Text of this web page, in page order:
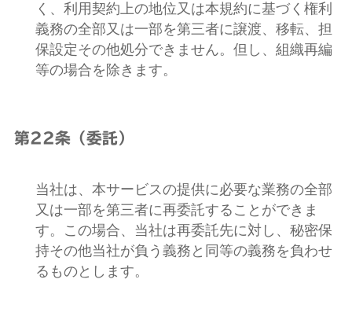
く、利用契約上の地位又は本規約に基づく権利
義務の全部又は一部を第三者に譲渡、移転、担
保設定その他処分できません。但し、組織再編
等の場合を除きます。
第22条（委託）
当社は、本サービスの提供に必要な業務の全部
又は一部を第三者に再委託することができま
す。この場合、当社は再委託先に対し、秘密保
持その他当社が負う義務と同等の義務を負わせ
るものとします。